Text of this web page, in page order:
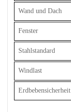
Wand und Dach
Fenster
Stahlstandard
Windlast
Erdbebensicherheit